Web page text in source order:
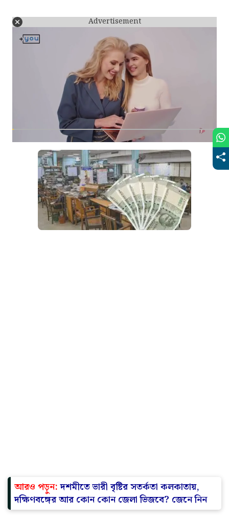
Advertisement
আরও পড়ুন:দশমীতে ভারী বৃষ্টির সতর্কতা কলকাতায়,
দক্ষিণবঙ্গের আর কোন কোন জেলা ভিজবে? জেনে নিন